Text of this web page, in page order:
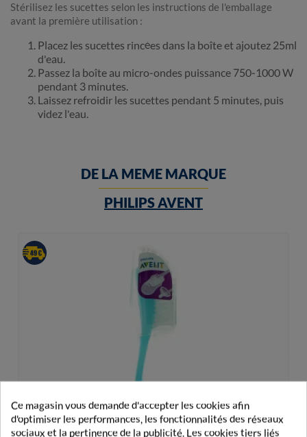
Stérilisez les sucettes selon les instructions de l'emballage
avant la première utilisation :
Placez les sucettes rincées dans la boîte et ajoutez 25ml
d'eau.
Passez la boîte au micro-ondes puissance 750-1000 W
pendant 3 minutes.
Laissez refroidir les sucettes pendant 5 minutes, puis
videz l'eau.
DE LA MEME MARQUE
PHILIPS AVENT
Ce magasin vous demande d'accepter les cookies afin
d'optimiser les performances, les fonctionnalités des réseaux
sociaux et la pertinence de la publicité. Les cookies tiers liés